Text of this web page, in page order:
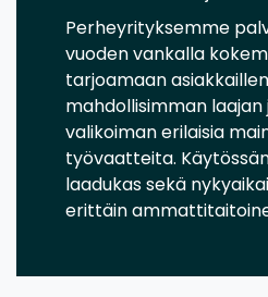
Perheyrityksemme
vuoden vankalla
tarjoamaan
mahdollisimman
valikoiman erilaisia
työvaatteita.
laadukas sekä
erittäin